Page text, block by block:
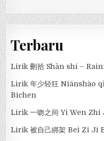
Terbaru
Lirik 刪拾 Shān shí –
Lirik 年少轻狂 Niánshào
Bichen
Lirik 一吻之间 Yi Wen Zhi
Lirik 被自己綁架 Bei Zi Ji